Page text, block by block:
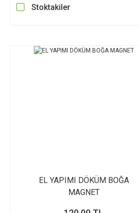
Stoktakiler
EL YAPIMI DÖKÜM BOĞA
MAGNET